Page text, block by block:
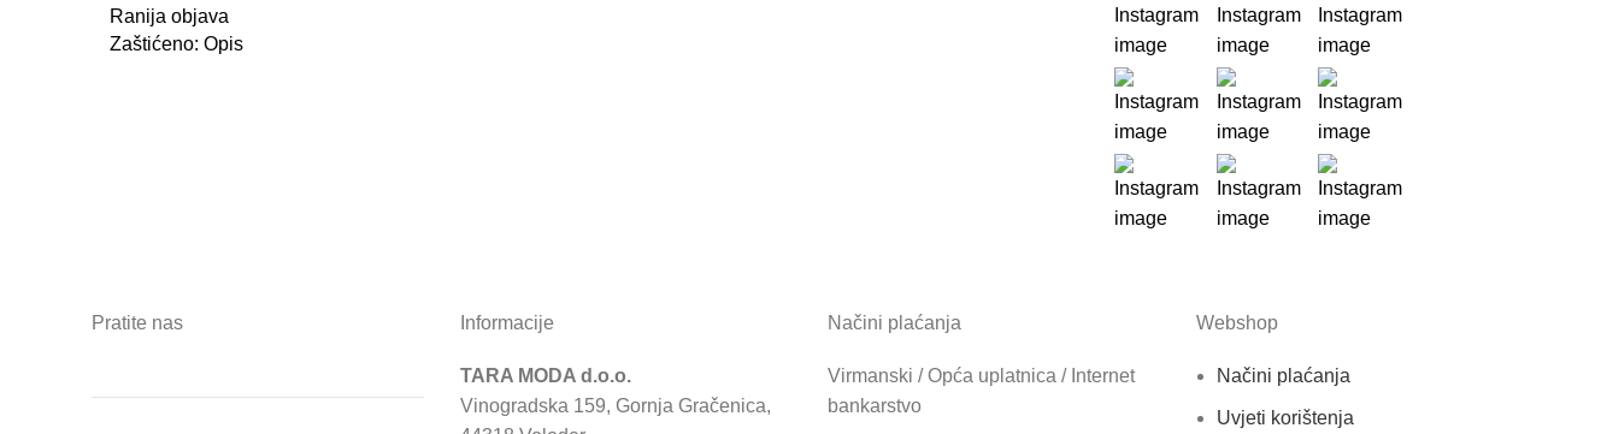
Ranija objava
Zaštićeno: Opis
Pratite nas Informacije
TARA MODA d.o.o.
Vinogradska 159, Gornja Gračenica,
Načini plaćanja
Virmanski / Opća uplatnica / Internet
bankarstvo
Webshop
Načini plaćanja
Uvjeti korištenja